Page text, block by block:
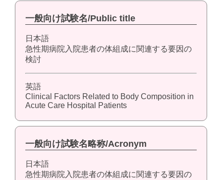
一般向け試験名/Public title
日本語
急性期病院入院患者の体組成に関連する要因の
検討
英語
Clinical Factors Related to Body Composition in
Acute Care Hospital Patients
一般向け試験名略称/Acronym
日本語
急性期病院入院患者の体組成に関連する要因の